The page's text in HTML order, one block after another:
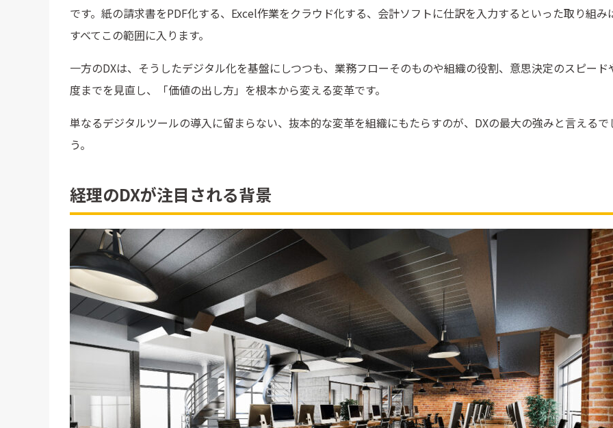
です。紙の請求書をPDF化する、Excel作業をクラウド化する、会計ソフトに仕訳を入力するといった取り組み
すべてこの範囲に入ります。
一方のDXは、そうしたデジタル化を基盤にしつつも、業務フローそのものや組織の役割、意思決定のスピード
度までを見直し、「価値の出し方」を根本から変える変革です。
単なるデジタルツールの導入に留まらない、抜本的な変革を組織にもたらすのが、DXの最大の強みと言えるで
う。
経理のDXが注目される背景